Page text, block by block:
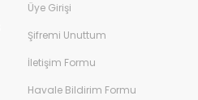
Üye Girişi
Şifremi Unuttum
İletişim Formu
Havale Bildirim Formu